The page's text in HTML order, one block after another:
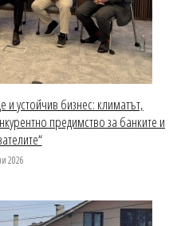
устойчив бизнес: климатът,
предимство за банките и
2026